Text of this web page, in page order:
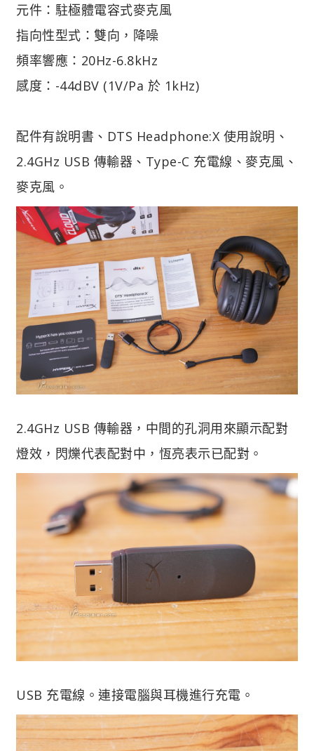
元件：駐極體電容式麥克風
指向性型式：雙向，降噪
頻率響應：20Hz-6.8kHz
感度：-44dBV (1V/Pa 於 1kHz)
配件有說明書、DTS Headphone:X 使用說明、
2.4GHz USB 傳輸器、Type-C 充電線、麥克風、
麥克風。
2.4GHz USB 傳輸器，中間的孔洞用來顯示配對
燈效，閃爍代表配對中，恆亮表示已配對。
USB 充電線。連接電腦與耳機進行充電。